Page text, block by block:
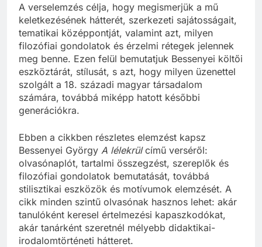
A verselemzés célja, hogy megismerjük a mű
keletkezésének hátterét, szerkezeti sajátosságait,
tematikai középpontját, valamint azt, milyen
filozófiai gondolatok és érzelmi rétegek jelennek
meg benne. Ezen felül bemutatjuk Bessenyei költői
eszköztárát, stílusát, s azt, hogy milyen üzenettel
szolgált a 18. századi magyar társadalom
számára, továbbá miképp hatott későbbi
generációkra.
Ebben a cikkben részletes elemzést kapsz
Bessenyei György A lélekrülcímű verséről:
olvasónaplót, tartalmi összegzést, szereplők és
filozófiai gondolatok bemutatását, továbbá
stilisztikai eszközök és motívumok elemzését. A
cikk minden szintű olvasónak hasznos lehet: akár
tanulóként keresel értelmezési kapaszkodókat,
akár tanárként szeretnél mélyebb didaktikai-
irodalomtörténeti hátteret.